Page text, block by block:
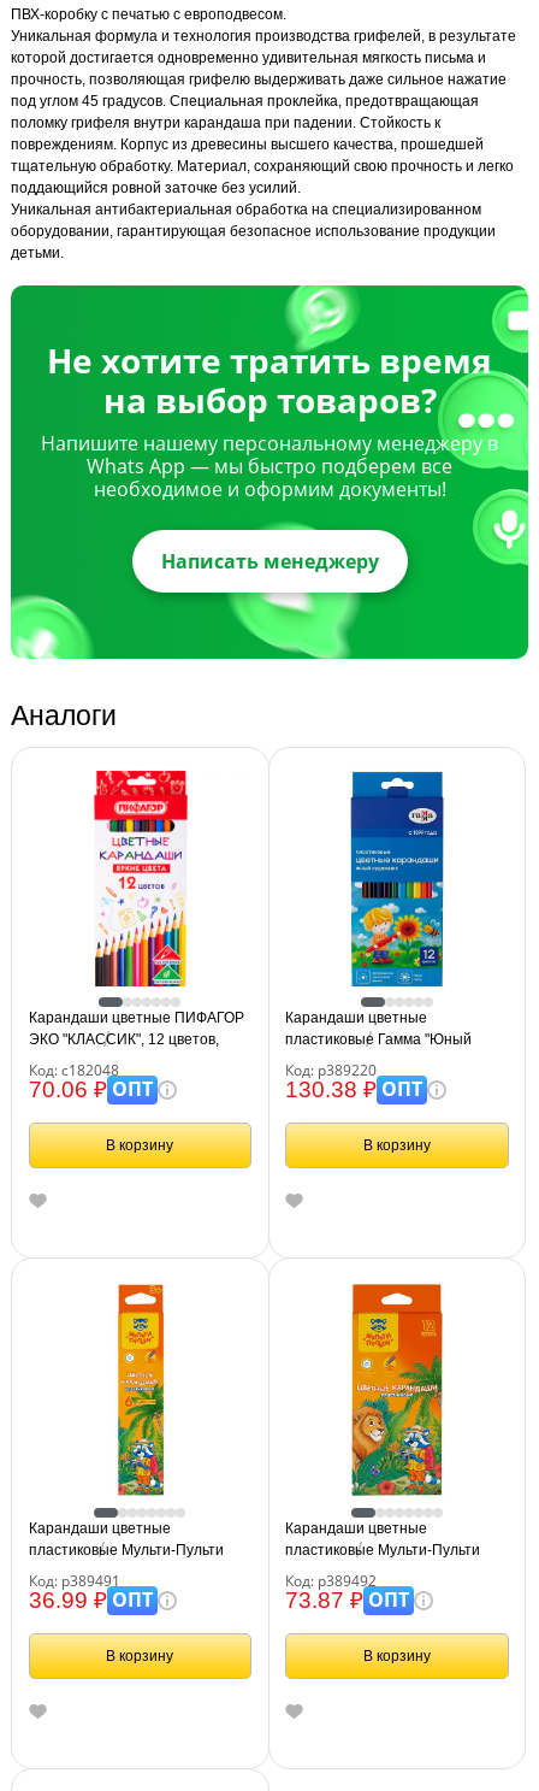
ПВХ-коробку с печатью с европодвесом.
Уникальная формула и технология производства грифелей, в результате
которой достигается одновременно удивительная мягкость письма и
прочность, позволяющая грифелю выдерживать даже сильное нажатие
под углом 45 градусов. Специальная проклейка, предотвращающая
поломку грифеля внутри карандаша при падении. Стойкость к
повреждениям. Корпус из древесины высшего качества, прошедшей
тщательную обработку. Материал, сохраняющий свою прочность и легко
поддающийся ровной заточке без усилий.
Уникальная антибактериальная обработка на специализированном
оборудовании, гарантирующая безопасное использование продукции
детьми.
Не хотите тратить время
на выбор товаров?
Напишите нашему персональному менеджеру в
Whats App — мы быстро подберем все
необходимое и оформим документы!
Написать менеджеру
Аналоги
Карандаши цветные ПИФАГОР
ЭКО "КЛАССИК", 12 цветов,
Код: с182048
70.06 ₽ОПТ
В корзину
Карандаши цветные
пластиковые Гамма "Юный
картон. упаковка, европодвес
Код: р389220
130.38 ₽ОПТ
В корзину
Карандаши цветные
пластиковые Мульти-Пульти
шестигран., заточен., картон,
европодвес
Код: р389491
36.99 ₽ОПТ
В корзину
Карандаши цветные
пластиковые Мульти-Пульти
шестигран., заточен., картон,
европодвес
Код: р389492
73.87 ₽ОПТ
В корзину